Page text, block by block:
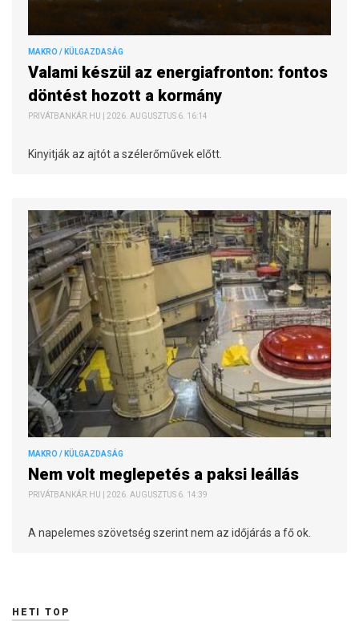
MAKRO / KÜLGAZDASÁG
Valami készül az energiafronton: fontos
döntést hozott a kormány
PRIVÁTBANKÁR.HU | 2026. AUGUSZTUS 6. 16:14
Kinyitják az ajtót a szélerőművek előtt.
MAKRO / KÜLGAZDASÁG
Nem volt meglepetés a paksi leállás
PRIVÁTBANKÁR.HU | 2026. AUGUSZTUS 6. 14:39
A napelemes szövetség szerint nem az időjárás a fő ok.
HETI TOP